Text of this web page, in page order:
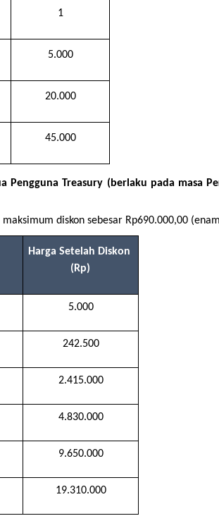
1
5.000
20.000
45.000
Pengguna Treasury (berlaku pada masa
diskon sebesar Rp690.000,00
Harga Setelah Diskon
(Rp)
5.000
242.500
2.415.000
4.830.000
9.650.000
19.310.000